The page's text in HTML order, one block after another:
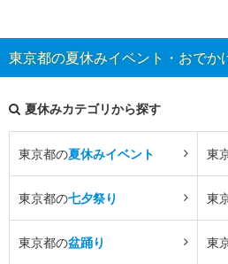
東京都の夏休みイベント・おでか
夏休みカテゴリから探す
東京都の夏休みイベント 東
東京都の七夕祭り 東
東京都の盆踊り 東